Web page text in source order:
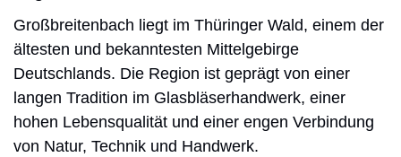
Großbreitenbach liegt im Thüringer Wald, einem der
ältesten und bekanntesten Mittelgebirge
Deutschlands. Die Region ist geprägt von einer
langen Tradition im Glasbläserhandwerk, einer
hohen Lebensqualität und einer engen Verbindung
von Natur, Technik und Handwerk.